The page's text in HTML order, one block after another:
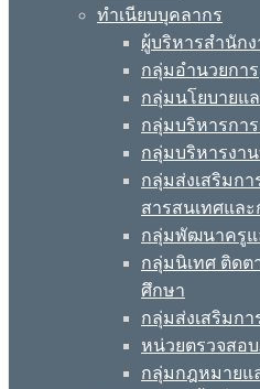
ทำเนียบบุคลากร
ผู้บริหารสำนัก
กลุ่มอำนวยการ
กลุ่มนโยบายแ
กลุ่มบริหารกา
กลุ่มบริหารงา
กลุ่มส่งเสริมก
สารสนเทศแล
กลุ่มพัฒนาครูแ
กลุ่มนิเทศ ติดต
ศึกษา
กลุ่มส่งเสริมก
หน่วยตรวจสอ
กลุ่มกฎหมายแ